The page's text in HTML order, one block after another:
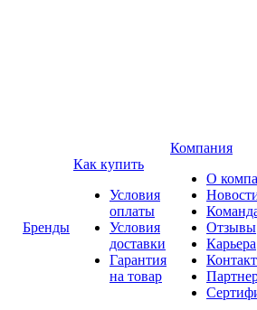
Бренды
Как купить
Условия
оплаты
Условия
доставки
Гарантия
на товар
Компания
О
Отзывы
Карьера